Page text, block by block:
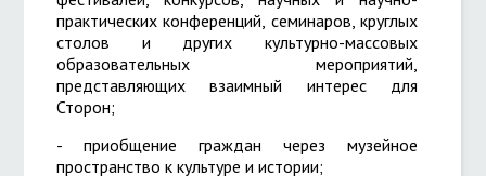
практических конференций, семинаров, круглых
столов и других культурно-массовых
образовательных мероприятий,
представляющих взаимный интерес для
Сторон;
- приобщение граждан через музейное
пространство к культуре и истории;